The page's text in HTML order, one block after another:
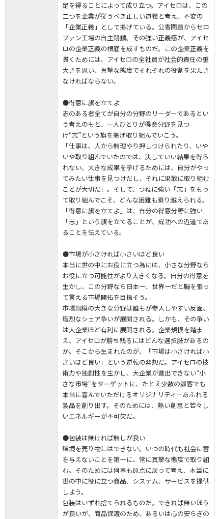
足を得ることによって成り立つ。アイセロは、この
二つを企業が従うべき正しい道義と考え、不変の
「企業正義」として掲げている。公害問題からセロ
ファン工場の自主閉鎖。その強い正義感が、アイセ
ロの企業正義の根底を成すものだ。この企業正義を
貫くためには、アイセロの全社員が社会的責任の重
大さを思い、真摯な態度でそれぞれの役割を果たさ
なければならない。
●得意に旗を立てよ
志のある者全てが自分の分野のリーダーであるとい
う考えのもと、一人ひとりが得意分野を見つ
け“志”という旗を掲げ取り組んでいこう。
「仕事は、人から無理やり押しつけられたり、いや
いや取り組んでいたのでは、決していい結果を得ら
れない。大きな成果を挙げるためには、自分がやっ
てみたい仕事を見つけだし、それに果敢に取り組む
ことが大切だ」。そして、つねに強い「志」をもっ
て取り組んでこそ、どんな困難も乗り越えられる。
「得意に旗を立てよ」は、自分の得意分野に強い
「志」という旗を立てることが、成功への近道であ
ることを伝えている。
●市場が小さければ小さいほど良い
本当に世の中にお役に立つ為には、小さな分野なら
お役に立つ可能性がより大きくなる。自分の得意を
生かし、この分野なら日本一、世界一だと胸を張っ
て言える市場開拓を目指そう。
市場規模の大きな分野は誰もが参入しやすい反面、
熾烈なシェア争いが展開される。しかも、その争い
は大企業ほど有利に展開される。企業規模を踏ま
え、アイセロが勝ち残るにはどんな選択肢があるの
か。そこから生まれたのが、「市場は小さければ小
さいほど良い」という逆転の発想だ。アイセロの技
術力や独創性を生かし、大企業が進出できない“小
さな市場”をターゲットに、たとえ少数の顧客でも
本当に喜んでいただけるオリジナリティーあふれる
製品を創り出す。そのためには、熱い創意と若々し
いエネルギーが不可欠だ。
●包装は無ければ無しが良い
環境を売り物にはできない。いつの時代も社会に害
を与えないことを第一に、常に真摯な態度で取り組
む。そのためには何事も原点に戻って考え、本当に
世の中に役に立つ商品、システム、サービスを提供
しよう。
包装はいずれ捨てられるものだ。できれば無いほう
が良いが、商品保護のため、あるいは心の安らぎの